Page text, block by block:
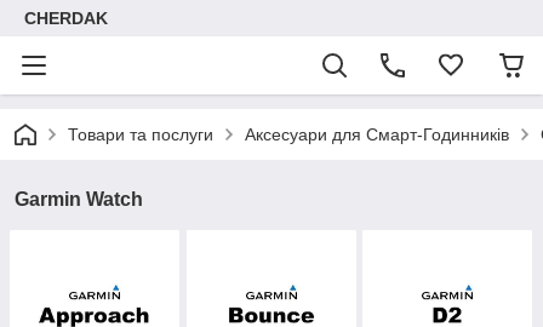
CHERDAK
Товари та послуги Аксесуари для Смарт-Годинників
Garmin Watch